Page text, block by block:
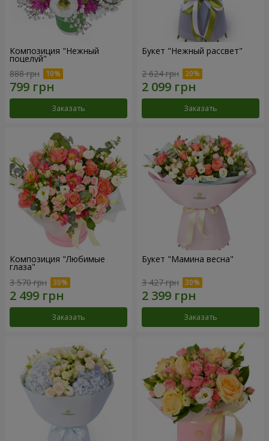
Композиция "Нежный
поцелуй"
888 грн
Заказать
Букет "Нежный рассвет"
2 624 грн
Заказать
Композиция "Любимые
глаза"
3 570 грн
Заказать
Букет "Мамина весна"
3 427 грн
Заказать